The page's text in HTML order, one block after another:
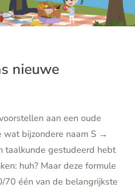
nieuwe
aan een oude
wat bijzondere naam S →
taalkunde gestudeerd hebt
huh? Maar deze formule
70 één van de belangrijkste